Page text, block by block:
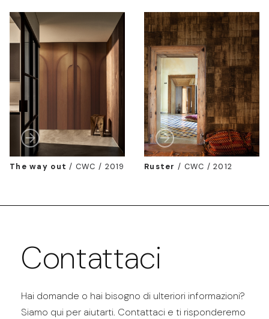
The way out / CWC / 2019 Ruster / CWC / 2012
Contattaci
Hai domande o hai bisogno di ulteriori informazioni?
Siamo qui per aiutarti. Contattaci e ti risponderemo